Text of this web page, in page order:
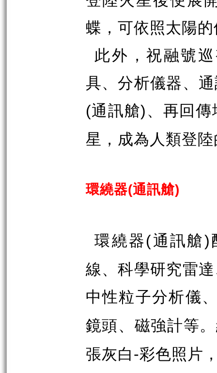
蝶，可依照太陽
此外，祝融號
具、分析儀器、
(通訊艙)、再回
星，成為人類登
環繞器(通訊艙)
環繞器(通訊艙)
線、科學研究雷
中性粒子分析儀
鏡頭、磁強計等
張灰白-彩色照片